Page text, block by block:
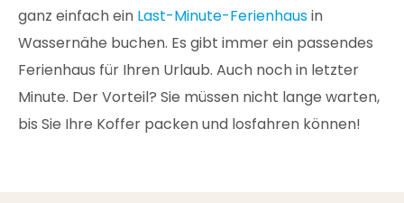
ganz einfach ein Last-Minute-Ferienhausin
Wassernähe buchen. Es gibt immer ein passendes
Ferienhaus für Ihren Urlaub. Auch noch in letzter
Minute. Der Vorteil? Sie müssen nicht lange warten,
bis Sie Ihre Koffer packen und losfahren können!